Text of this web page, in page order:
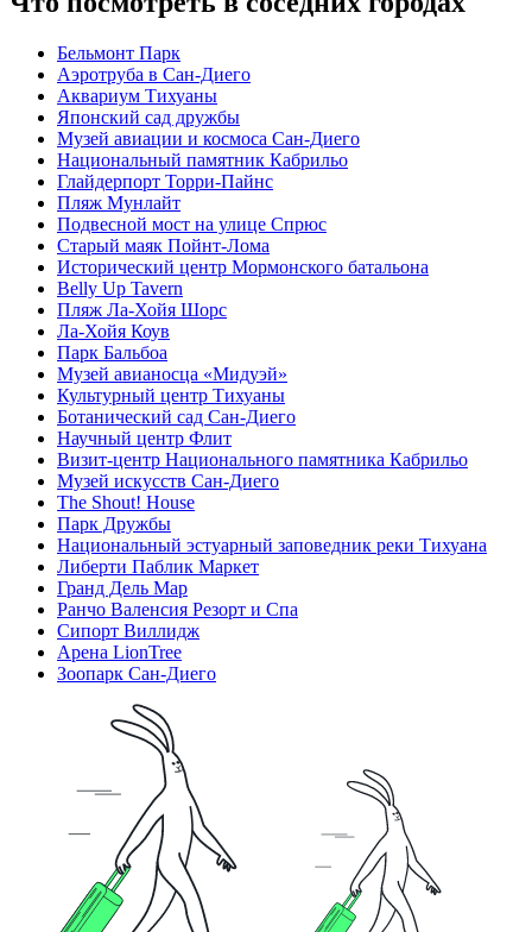
Бельмонт Парк
Аэротруба в Сан-Диего
Аквариум Тихуаны
Японский сад дружбы
Музей авиации и космоса Сан-Диего
Национальный памятник Кабрильо
Глайдерпорт Торри-Пайнс
Пляж Мунлайт
Подвесной мост на улице Спрюс
Старый маяк Пойнт-Лома
Исторический центр Мормонского батальона
Belly Up Tavern
Пляж Ла-Хойя Шорс
Ла-Хойя Коув
Парк Бальбоа
Музей авианосца «Мидуэй»
Культурный центр Тихуаны
Ботанический сад Сан-Диего
Научный центр Флит
Визит-центр Национального памятника Кабрильо
Музей искусств Сан-Диего
The Shout! House
Парк Дружбы
Национальный эстуарный заповедник реки Тихуана
Либерти Паблик Маркет
Гранд Дель Мар
Ранчо Валенсия Резорт и Спа
Сипорт Виллидж
Арена LionTree
Зоопарк Сан-Диего